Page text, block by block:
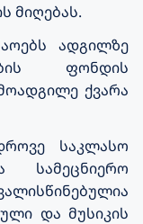
მიღებას.
ადგილზე
ფონდის
ქვარა
საკლასო
სამეცნიერო
და მუსიკის